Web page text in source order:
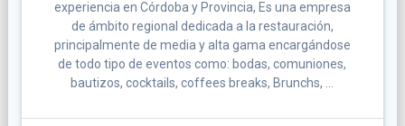
experiencia en Córdoba y Provincia, Es una empresa
de ámbito regional dedicada a la restauración,
principalmente de media y alta gama encargándose
de todo tipo de eventos como: bodas, comuniones,
bautizos, cocktails, coffees breaks, Brunchs, …